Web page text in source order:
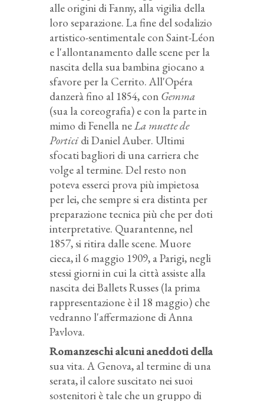
alle origini di Fanny, alla vigilia della
loro separazione. La fine del sodalizio
artistico-sentimentale con Saint-Léon
e l'allontanamento dalle scene per la
nascita della sua bambina giocano a
sfavore per la Cerrito. All'Opéra
danzerà fino al 1854, con Gemma
(sua la coreografia) e con la parte in
mimo di Fenella neLa muette de
Portici di Daniel Auber. Ultimi
sfocati bagliori di una carriera che
volge al termine. Del resto non
poteva esserci prova più impietosa
per lei, che sempre si era distinta per
preparazione tecnica più che per doti
interpretative. Quarantenne, nel
1857, si ritira dalle scene. Muore
cieca, il 6 maggio 1909, a Parigi, negli
stessi giorni in cui la città assiste alla
nascita dei Ballets Russes (la prima
rappresentazione è il 18 maggio) che
vedranno l'affermazione di Anna
Pavlova.
Romanzeschi alcuni aneddoti della
sua vita. A Genova, al termine di una
serata, il calore suscitato nei suoi
sostenitori è tale che un gruppo di